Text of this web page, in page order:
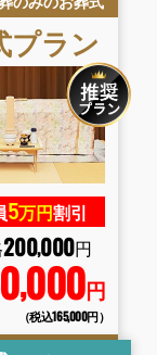
プラン
5万円割引
200,000円
,000円
（税込165,000円）